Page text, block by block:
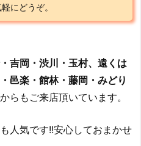
にどうぞ。
吉岡・渋川・玉村、遠くは
邑楽・館林・藤岡・みどり
からもご来店頂いています。
も人気です!!安心しておまかせ